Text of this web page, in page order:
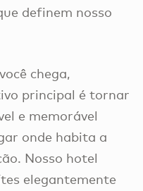
definem nosso
chega,
principal é tornar
e memorável
onde habita a
Nosso hotel
elegantemente